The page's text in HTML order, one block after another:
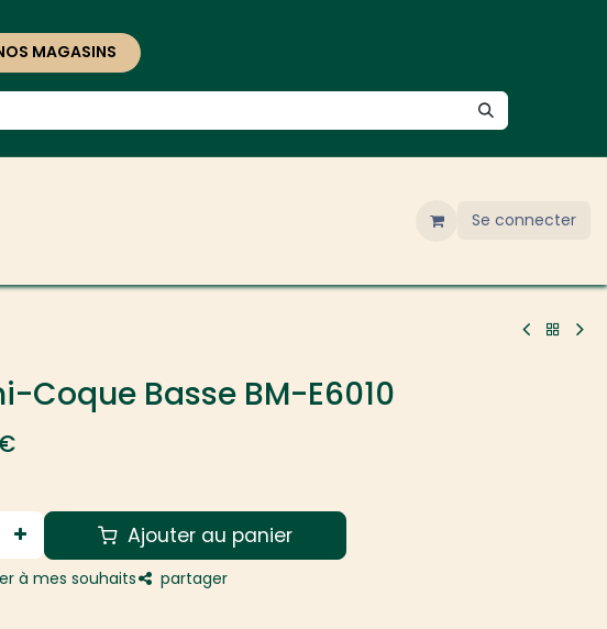
MAGASINS
Se connecter
Coque Basse BM-E6010
Ajouter au panier
à mes souhaits partager